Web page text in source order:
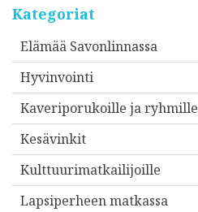
Kategoriat
Elämää Savonlinnassa
Hyvinvointi
Kaveriporukoille ja ryhmille
Kesävinkit
Kulttuurimatkailijoille
Lapsiperheen matkassa